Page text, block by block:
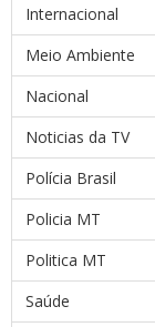
Internacional
Meio Ambiente
Nacional
Noticias da TV
Polícia Brasil
Policia MT
Politica MT
Saúde